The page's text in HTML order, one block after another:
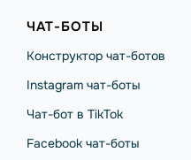
ЧАТ-БОТЫ
Конструктор чат-ботов
Instagram чат-боты
Чат-бот в TikTok
Facebook чат-боты